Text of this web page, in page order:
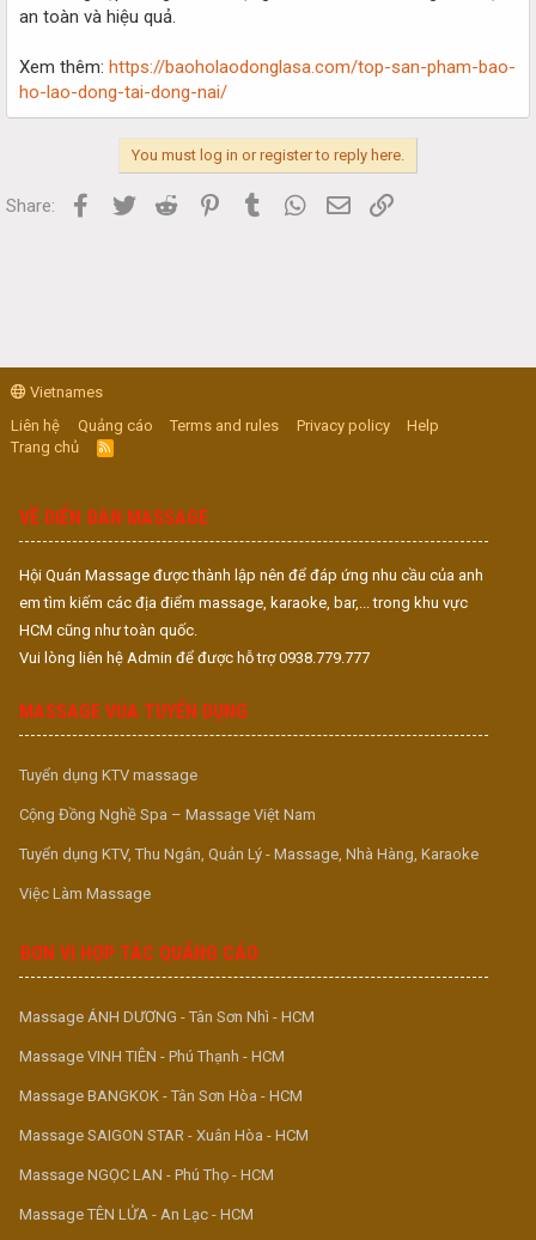
an toàn và hiệu quả.
Xem thêm: https://baoholaodonglasa.com/top-san-pham-bao-
ho-lao-dong-tai-dong-nai/
You must log in or register to reply here.
Share: Facebook
Twitter Reddit PinterestTumblr WhatsApp
Email
Vietnames
Liên hệ
Quảng cáo Terms and rules Privacy policy
Help
Trang chủ
R
S
VỀ DIỄN ĐÀN MASSAGE
Hội Quán Massage được thành lập nên để đáp ứng nhu cầu của anh
em tìm kiếm các địa điểm massage, karaoke, bar,... trong khu vực
HCM cũng như toàn quốc.
Vui lòng liên hệ Admin để được hỗ trợ 0938.779.777
MASSAGE VUA TUYỂN DỤNG
Tuyển dụng KTV massage
Cộng Đồng Nghề Spa – Massage Việt Nam
Tuyển dụng KTV, Thu Ngân, Quản Lý - Massage, Nhà Hàng, Karaoke
Việc Làm Massage
ĐƠN VỊ HỢP TÁC QUẢNG CÁO
Massage ÁNH DƯƠNG - Tân Sơn Nhì - HCM
Massage VINH TIÊN - Phú Thạnh - HCM
Massage BANGKOK - Tân Sơn Hòa - HCM
Massage SAIGON STAR - Xuân Hòa - HCM
Massage NGỌC LAN - Phú Thọ - HCM
Massage TÊN LỬA - An Lạc - HCM